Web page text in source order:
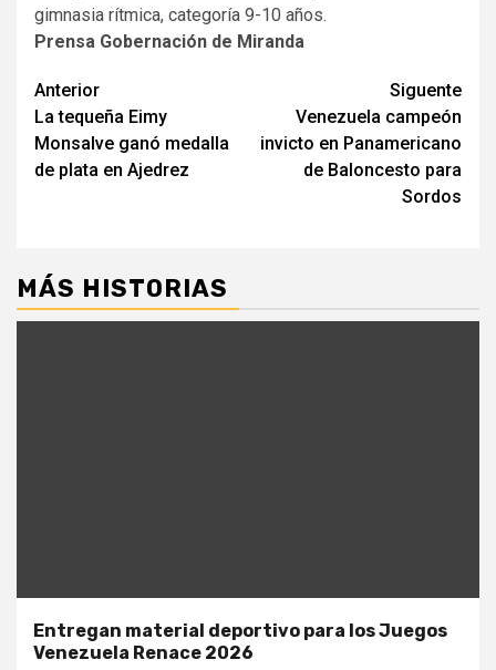
gimnasia rítmica, categoría 9-10 años.
Prensa Gobernación de Miranda
Navegación
de
entradas
Anterior
La tequeña Eimy
Monsalve ganó medalla
de plata en Ajedrez
Siguente
Venezuela campeón
invicto en Panamericano
de Baloncesto para
Sordos
MÁS HISTORIAS
Entregan material deportivo para los Juegos
Venezuela Renace 2026